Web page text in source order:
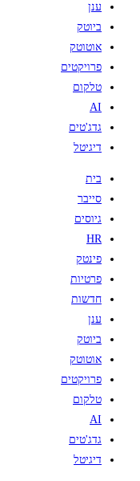
ענן
ביוטק
אוטוטק
פרויקטים
טלקום
AI
גדג'טים
דיגיטל
בית
סייבר
גיוסים
HR
פינטק
פרטיות
חדשות
ענן
ביוטק
אוטוטק
פרויקטים
טלקום
AI
גדג'טים
דיגיטל